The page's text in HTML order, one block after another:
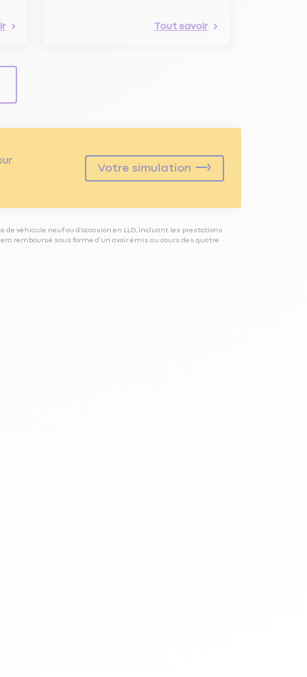
Tout savoir
Votre simulation
de véhicule neuf ou d’occasion en LLD, incluant les prestations
remboursé sous forme d’un avoir émis au cours des quatre